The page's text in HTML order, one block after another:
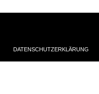
DATENSCHUTZERKLÄRUNG